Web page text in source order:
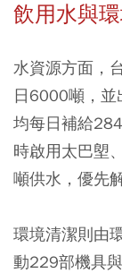
飲用水與
水資源方面，
日6000噸，
均每日補給
時啟用太巴塱
噸供水，優先
環境清潔則由
動229部機具